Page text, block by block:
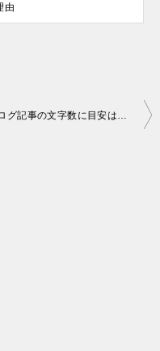
由
ブログ記事の文字数に目安はある？何文字が正解なのか詳しく解説！